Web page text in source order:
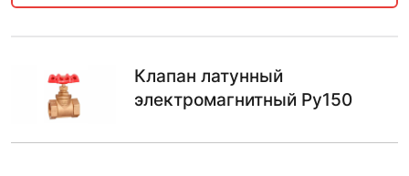
Клапан латунный
электромагнитный Ру150